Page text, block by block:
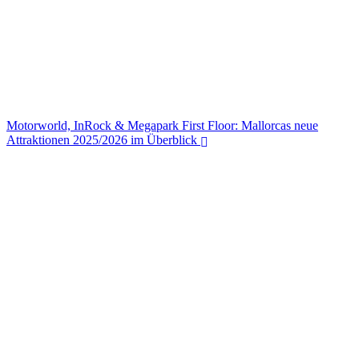
Motorworld, InRock & Megapark First Floor: Mallorcas neue
Attraktionen 2025/2026 im Überblick